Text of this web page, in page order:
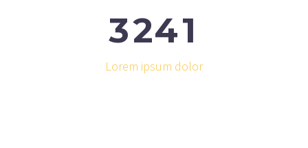
3241
Lorem ipsum dolor